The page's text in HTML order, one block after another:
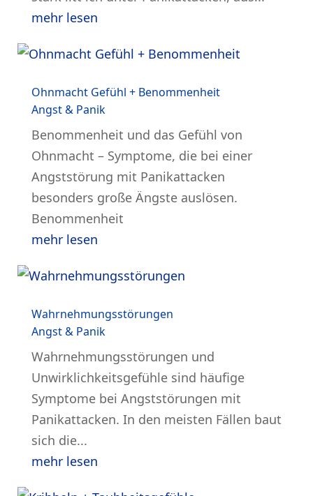
mehr lesen
Ohnmacht Gefühl + Benommenheit
Angst & Panik
Benommenheit und das Gefühl von
Ohnmacht – Symptome, die bei einer
Angststörung mit Panikattacken
besonders große Ängste auslösen.
Benommenheit
mehr lesen
Wahrnehmungsstörungen
Angst & Panik
Wahrnehmungsstörungen und
Unwirklichkeitsgefühle sind häufige
Symptome bei Angststörungen mit
Panikattacken. In den meisten Fällen baut
sich die...
mehr lesen